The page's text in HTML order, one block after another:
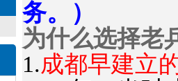
务。）
为什么选择老
1.成都早建立